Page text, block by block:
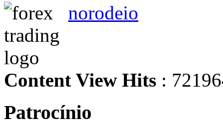
norodeio
Content View Hits :
Patrocínio